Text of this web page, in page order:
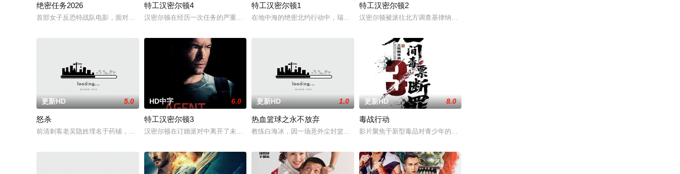
绝密任务2026
首部女子反恐特战队电影，面对恐怖主义恶势力，“最飒女子反恐特战队”临危受命，精英队长陈梓静（于文文 饰）率队员金凤（卢靖姗 饰）、齐
特工汉密尔顿4
汉密尔顿在经历一次任务的严重后果后，陷入了自我毁灭的状态。然而，他被说服去执行他最擅长的任务——前往波兰找回一个掌握重要信息的瑞典商
特工汉密尔顿1
在地中海的绝密北约行动中，瑞典攻击潜水员遇害。汉密尔顿，受害者的老友，前往法国土伦军事基地展开调查。他与克里斯汀伪装身份，深入追
特工汉密尔顿2
汉密尔顿被派往北方调查基律纳太空项目的间谍行为，同时发现有人从瑞典窃取秘密武器材料。他被调至布鲁
更新HD 5.0
怒杀
前清刺客老吴隐姓埋名于药铺，却为守护单亲母女小茜和依依，被迫出手击杀黑帮一伙而暴露身份。幕后黑手向爷派杀手左轮抓住母女二人要挟并引出
HD中字 6.0
特工汉密尔顿3
汉密尔顿在订婚派对中离开了未婚妻，但他内心仍然渴望过正常生活。一名科学家被绑架，重要信息面临泄露风险。汉密尔顿决定返回未婚妻身边，并
更新HD 1.0
热血篮球之永不放弃
教练白海冰，因一场意外尘封篮球梦。为完成病危师兄的嘱托，他接手一支被嘲为“无胜利队”的业余球队。当一群问题少年遇上背负阴影的教练，他
更新HD 8.0
毒战行动
影片聚焦于新型毒品对青少年的危害，对社会秩序的破坏为主题，旨在通过电影让观众意识到毒品的可怕，着